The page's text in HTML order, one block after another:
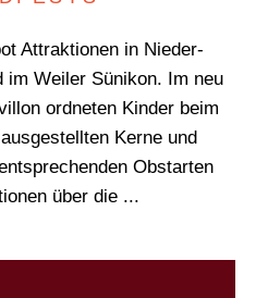
Attraktionen in Nieder-
im Weiler Sünikon. Im neu
ordneten Kinder beim
Kerne und
Obstarten
über die ...